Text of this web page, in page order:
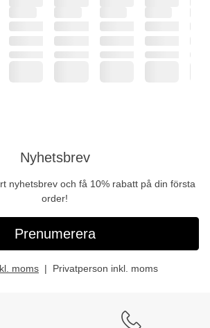
Nyhetsbrev
nyhetsbrev och få 10% rabatt på din första
order!
Prenumerera
moms Privatperson inkl. moms